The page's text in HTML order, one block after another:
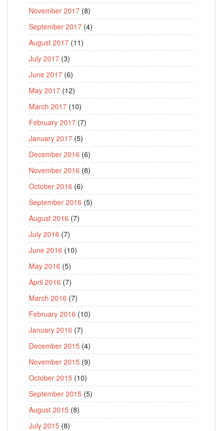
November 2017 (8)
September 2017 (4)
August 2017 (11)
July 2017 (3)
June 2017 (6)
May 2017 (12)
March 2017 (10)
February 2017 (7)
January 2017 (5)
December 2016 (6)
November 2016 (8)
October 2016 (6)
September 2016 (5)
August 2016 (7)
July 2016 (7)
June 2016 (10)
May 2016 (5)
April 2016 (7)
March 2016 (7)
February 2016 (10)
January 2016 (7)
December 2015 (4)
November 2015 (9)
October 2015 (10)
September 2015 (5)
August 2015 (8)
July 2015 (8)